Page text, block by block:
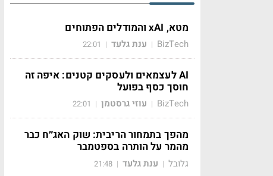
מטא, xAI והמודלים הפתוחים
BizTech
| ענת גלעד |
22:01
AI לעצמאים ולעסקים קטנים: איפה זה
חוסך כסף בפועל
BizTech
| עוזי גרסטמן |
22:01
מהפך בתמחור הריבית: שוק האג״ח כבר
מהמר על הותרה בספטמבר
גלובל | ענת גלעד |
21:48